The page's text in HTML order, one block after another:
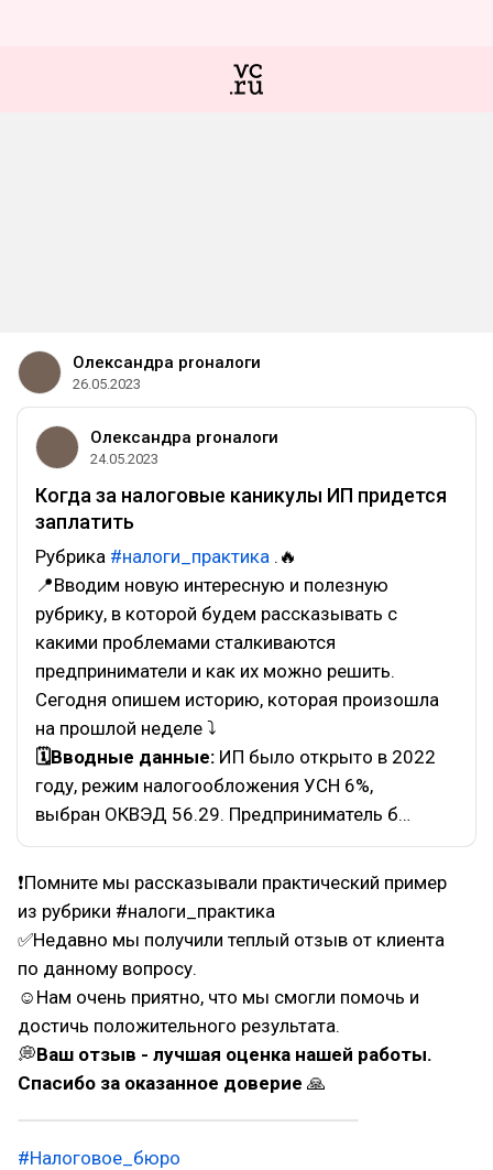
Олександра proналоги
26.05.2023
Олександра proналоги
24.05.2023
Когда за налоговые каникулы ИП придется
заплатить
Рубрика #налоги_практика .🔥
📍Вводим новую интересную и полезную
рубрику, в которой будем рассказывать с
какими проблемами сталкиваются
предприниматели и как их можно решить.
Сегодня опишем историю, которая произошла
на прошлой неделе ⤵
🗓Вводные данные: ИП было открыто в 2022
году, режим налогообложения УСН 6%,
выбран ОКВЭД 56.29. Предприниматель б…
❗Помните мы рассказывали практический пример
из рубрики #налоги_практика
✅Недавно мы получили теплый отзыв от клиента
по данному вопросу.
☺Нам очень приятно, что мы смогли помочь и
достичь положительного результата.
💭Ваш отзыв - лучшая оценка нашей работы.
Спасибо за оказанное доверие 🙏
#Налоговое_бюро